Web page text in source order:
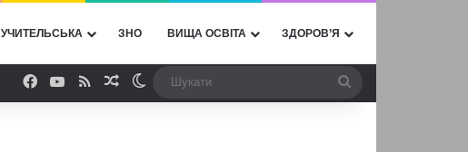
УЧИТЕЛЬСЬКА ЗНО ВИЩА ОСВІТА ЗДОРОВ’Я
Facebook
YouTube
RSSВипадкова стаття
Switch skin